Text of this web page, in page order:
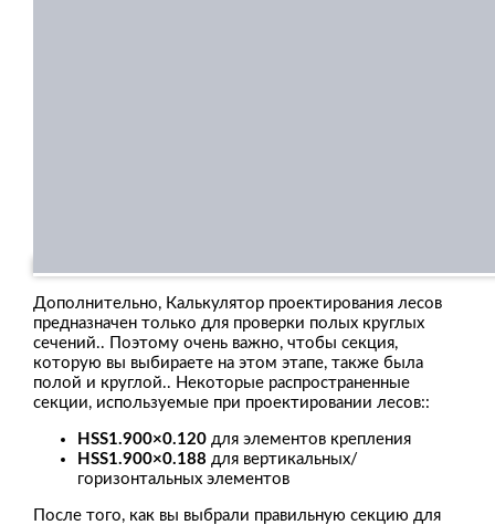
Дополнительно, Калькулятор проектирования лесов
предназначен только для проверки полых круглых
сечений.. Поэтому очень важно, чтобы секция,
которую вы выбираете на этом этапе, также была
полой и круглой.. Некоторые распространенные
секции, используемые при проектировании лесов::
HSS1.900×0.120 для элементов крепления
HSS1.900×0.188 для вертикальных/
горизонтальных элементов
После того, как вы выбрали правильную секцию для